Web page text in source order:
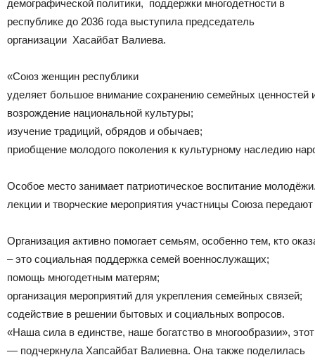
демографической политики, поддержки многодетности в
республике до 2036 года выступила председатель
организации Хасайбат Валиева.
«Союз женщин республики
уделяет большое внимание сохранению семейных ценностей
возрождение национальной культуры;
изучение традиций, обрядов и обычаев;
приобщение молодого поколения к культурному наследию
Особое место занимает патриотическое воспитание
лекции и творческие мероприятия участницы Союза
Организация активно помогает семьям, особенно тем, кто
– это социальная поддержка семей военнослужащих;
помощь многодетным матерям;
организация мероприятий для укрепления семейных связей;
содействие в решении бытовых и социальных вопросов.
«Наша сила в единстве, наше богатство в многообразии»,
— подчеркнула Хапсайбат Валиевна. Она также поделилась